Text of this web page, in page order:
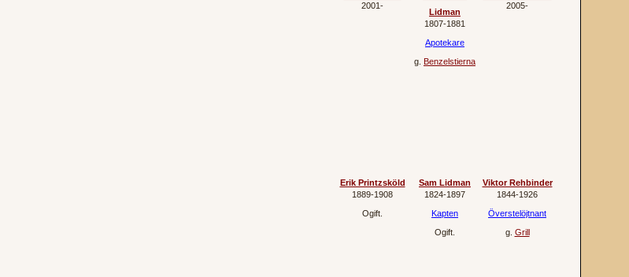
2001‐
Lidman
1807‐1881
Apotekare
g. Benzelstierna
2005‐
Erik Printzsköld
1889‐1908
Ogift.
Sam Lidman
1824‐1897
Kapten
Ogift.
Viktor Rehbinder
1844‐1926
Överstelöjtnant
g. Grill